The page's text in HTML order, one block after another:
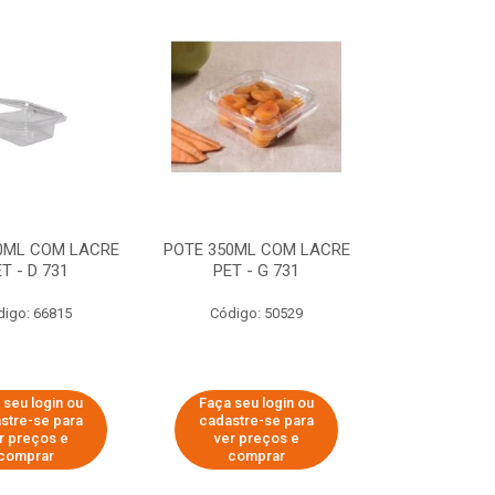
COM LACRE
- D 731
66815
seu login ou
se para
preços e
POTE 350ML COM LACRE
PET - G 731
Código: 50529
Faça seu login ou
cadastre-se para
ver preços e
comprar